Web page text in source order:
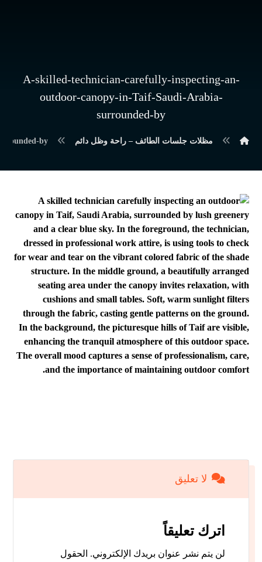
A-skilled-technician-carefully-inspecting-an-
outdoor-canopy-in-Taif-Saudi-Arabia-
surrounded-by
مظلات جلسات الطائف – راحة وظل دائم by
لا تعليق
اترك تعليقاً
لن يتم نشر عنوان بريدك الإلكتروني. الحقول